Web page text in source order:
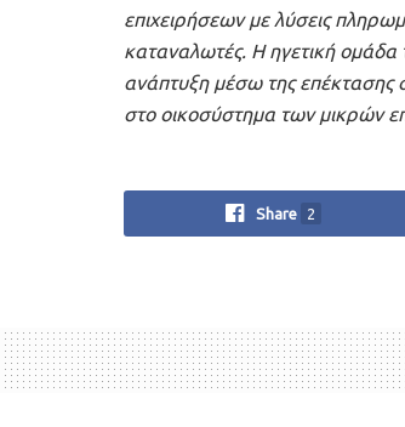
επιχειρήσεων με λύσεις
καταναλωτές. Η ηγετική ομάδα
ανάπτυξη μέσω της επέκτασης
στο οικοσύστημα των μικρών
Share 2